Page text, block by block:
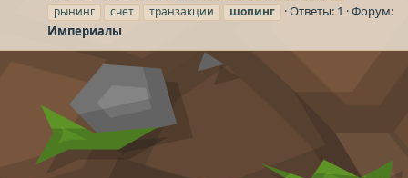
рынинг
счет транзакции шопинг Ответы: 1
Форум:
Империалы